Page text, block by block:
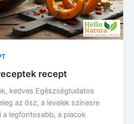
recept
kedves Egészségtudatos
az ősz, a levelek színesre
a legfontosabb, a piacok